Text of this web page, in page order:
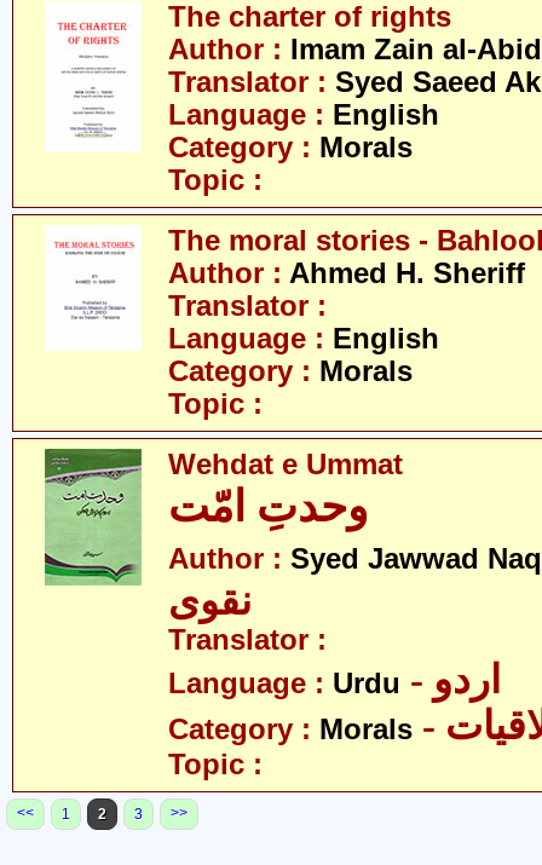
The charter of rights
Author : Imam Zain al-
Translator : Syed Saeed
Language : English
Category : Morals
Topic :
The moral stories -
Author : Ahmed H. Sheriff
Translator :
Language : English
Category : Morals
Topic :
Wehdat e Ummat
وحدتِ امّت
Author : Syed Jawwad
نقوی
Translator :
Language : Urdu - اردو
Category : Morals
Topic :
<< 1 2 3 >>